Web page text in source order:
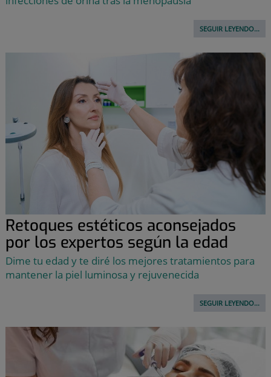
SEGUIR LEYENDO...
Retoques estéticos aconsejados
por los expertos según la edad
Dime tu edad y te diré los mejores tratamientos para
mantener la piel luminosa y rejuvenecida
SEGUIR LEYENDO...